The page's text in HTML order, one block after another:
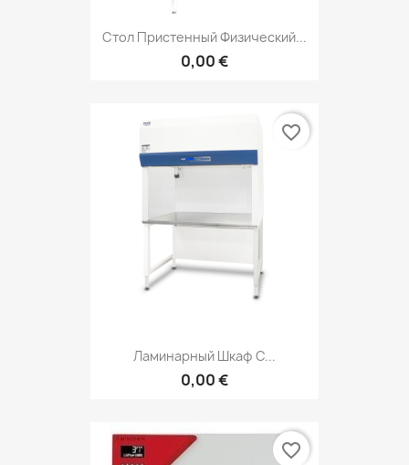
Стол Пристенный Физический...
0,00 €
Ламинарный Шкаф С...
0,00 €
favorite_border
favorite_border